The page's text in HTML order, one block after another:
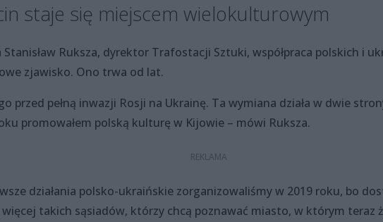
staje się miejscem wielokulturowym
Stanisław Ruksza, dyrektor Trafostacji Sztuki, współpraca polskich i
zjawisko. Ono trwa od lat.
przed pełną inwazji Rosji na Ukrainę. Ta wymiana działa w dwie
promowałem polską kulturę w Kijowie – mówi Ruksza.
działania polsko-ukraińskie zorganizowaliśmy w 2019 roku, bo
takich sąsiadów, którzy chcą poznawać miasto, w którym teraz